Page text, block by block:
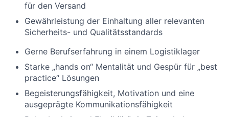
für den Versand
Gewährleistung der Einhaltung aller relevanten
Sicherheits- und Qualitätsstandards
Gerne Berufserfahrung in einem Logistiklager
Starke „hands on“ Mentalität und Gespür für „best
practice“ Lösungen
Begeisterungsfähigkeit, Motivation und eine
ausgeprägte Kommunikationsfähigkeit